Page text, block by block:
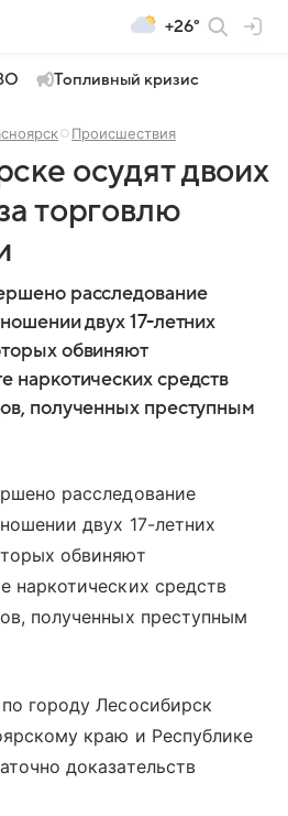
+26°
Топливный кризис
Происшествия
осудят двоих
торговлю
расследование
двух 17-летних
обвиняют
наркотических средств
полученных преступным
расследование
двух 17-летних
обвиняют
наркотических средств
полученных преступным
городу Лесосибирск
краю и Республике
доказательств